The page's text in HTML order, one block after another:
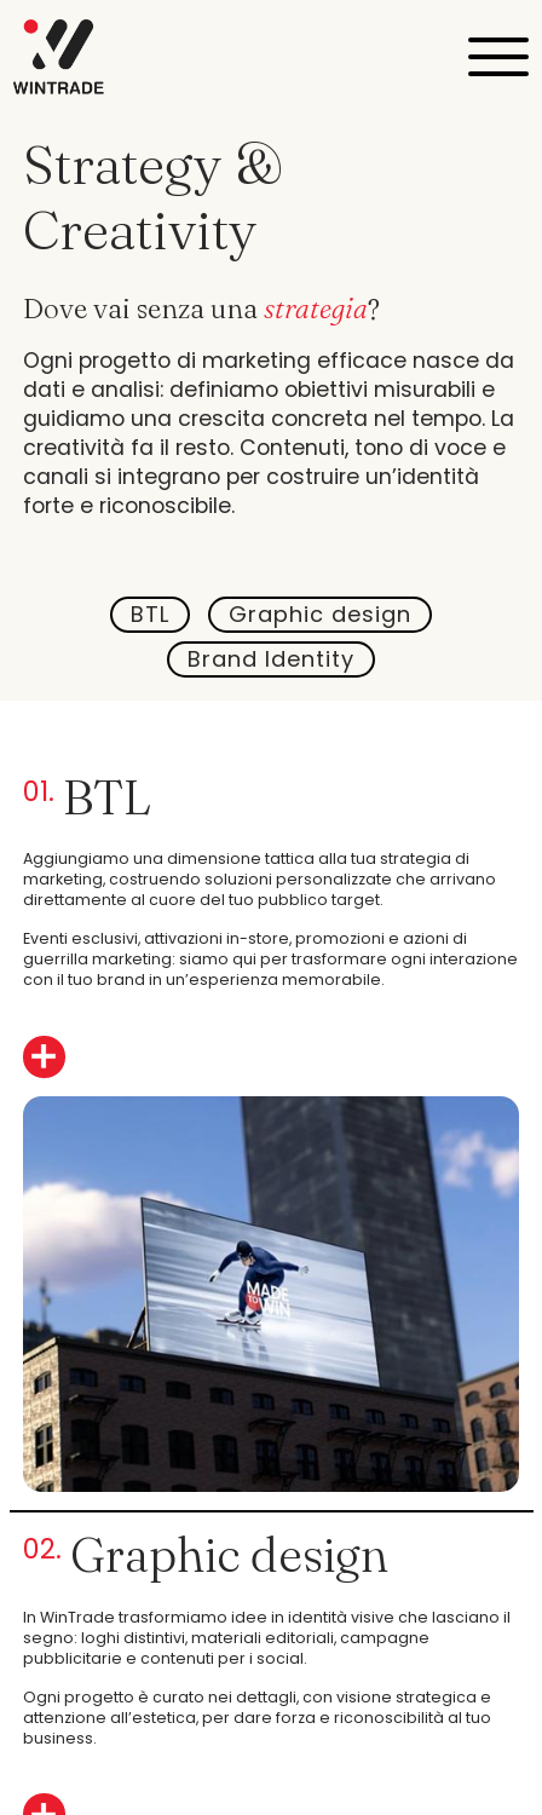
Strategy &
Creativity
Dove vai senza unastrategia?
Ogni progetto di marketing efficace nasce da
dati e analisi: definiamo obiettivi misurabili e
guidiamo una crescita concreta nel tempo. La
creatività fa il resto. Contenuti, tono di voce e
canali si integrano per costruire un’identità
forte e riconoscibile.
BTL
Graphic design
Brand Identity
01. BTL
Aggiungiamo una dimensione tattica alla tua strategia di
marketing, costruendo soluzioni personalizzate che arrivano
direttamente al cuore del tuo pubblico target.
Eventi esclusivi, attivazioni in-store, promozioni e azioni di
guerrilla marketing: siamo qui per trasformare ogni interazione
con il tuo brand in un’esperienza memorabile.
02. Graphic design
In WinTrade trasformiamo idee in identità visive che lasciano il
segno: loghi distintivi, materiali editoriali, campagne
pubblicitarie e contenuti per i social.
Ogni progetto è curato nei dettagli, con visione strategica e
attenzione all’estetica, per dare forza e riconoscibilità al tuo
business.